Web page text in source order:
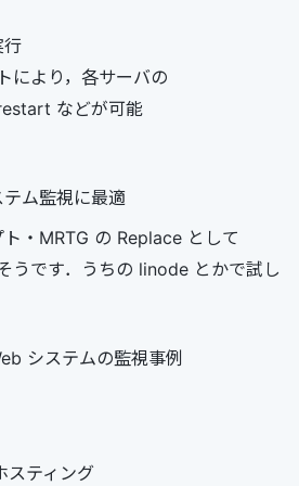
行
により，各サーバの
などが可能
ム監視に最適
・MRTG の Replace として
うです．うちの linode とかで試し
システムの監視事例
スティング